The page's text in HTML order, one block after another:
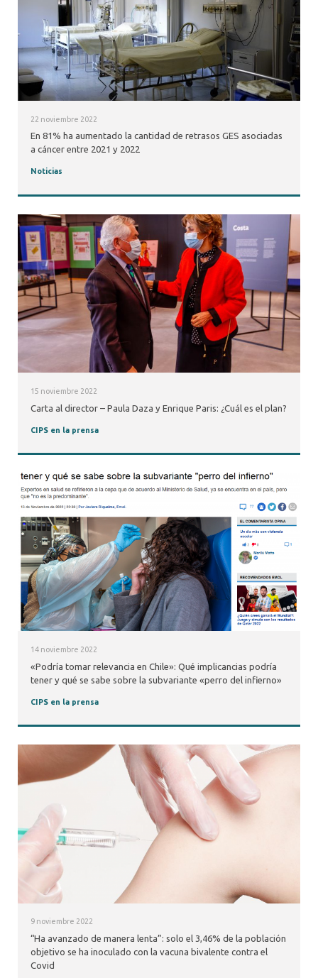
22 noviembre 2022
En 81% ha aumentado la cantidad de retrasos GES asociadas
a cáncer entre 2021 y 2022
Noticias
15 noviembre 2022
Carta al director – Paula Daza y Enrique Paris: ¿Cuál es el plan?
CIPS en la prensa
14 noviembre 2022
«Podría tomar relevancia en Chile»: Qué implicancias podría
tener y qué se sabe sobre la subvariante «perro del infierno»
CIPS en la prensa
9 noviembre 2022
“Ha avanzado de manera lenta”: solo el 3,46% de la población
objetivo se ha inoculado con la vacuna bivalente contra el
Covid